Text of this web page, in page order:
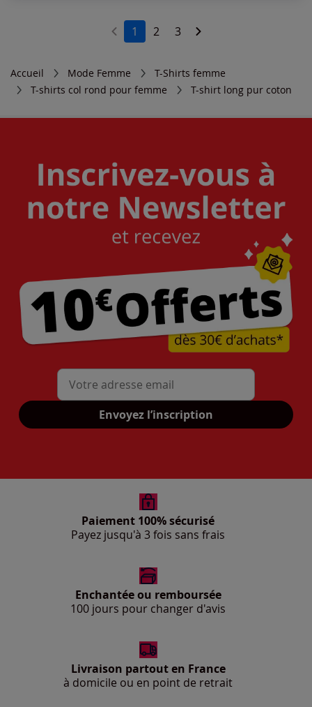
1 2 3
Accueil Mode Femme
T-Shirts femme
T-shirts col rond pour femme
T-shirt long pur coton
Mon adresse mail
Envoyez l’inscription
Paiement 100% sécurisé
Payez jusqu'à 3 fois sans frais
Enchantée ou remboursée
100 jours pour changer d'avis
Livraison partout en France
à domicile ou en point de retrait